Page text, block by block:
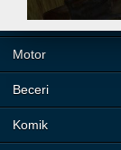
Basketbol
Motor
Beceri
Komik